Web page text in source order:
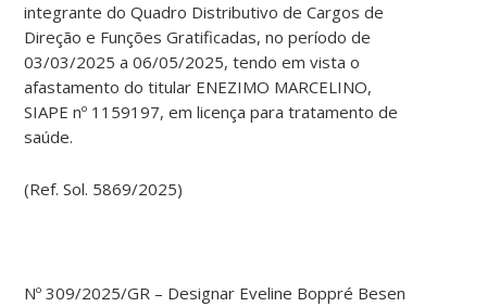
integrante do Quadro Distributivo de Cargos de
Direção e Funções Gratificadas, no período de
03/03/2025 a 06/05/2025, tendo em vista o
afastamento do titular ENEZIMO MARCELINO,
SIAPE nº 1159197, em licença para tratamento de
saúde.
(Ref. Sol. 5869/2025)
Nº 309/2025/GR – Designar Eveline Boppré Besen